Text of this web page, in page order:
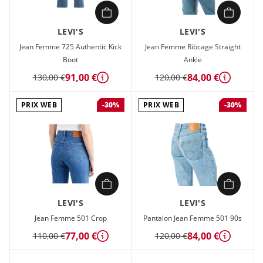
LEVI'S
Jean Femme 725 Authentic Kick
Boot
130,00 €91,00 € Détails
LEVI'S
Jean Femme Ribcage Straight
Ankle
120,00 €84,00 € Détails
PRIX WEB -30%
LEVI'S
Jean Femme 501 Crop
110,00 €77,00 € Détails
PRIX WEB -30%
LEVI'S
Pantalon Jean Femme 501 90s
120,00 €84,00 € Détails